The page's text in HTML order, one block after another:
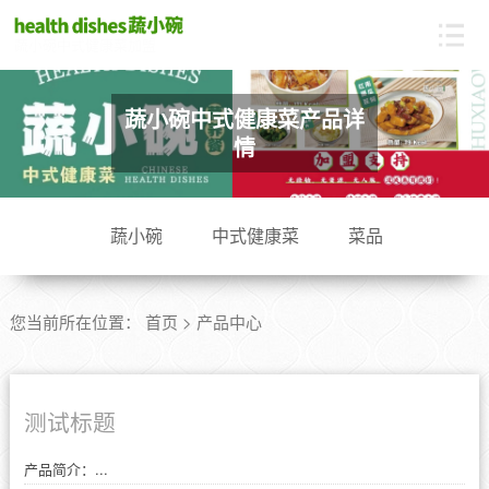
蔬小碗中式健康菜产品详
情
蔬小碗 中式健康菜 菜品
您当前所在位置： 首页 > 产品中心
测试标题
产品简介：...